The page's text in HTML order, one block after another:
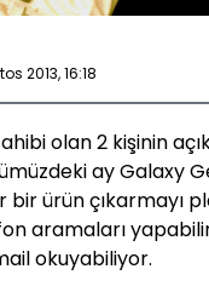
2013, 16:18
olan 2 kişinin
ay Galaxy
ürün çıkarmayı
aramaları
okuyabiliyor.